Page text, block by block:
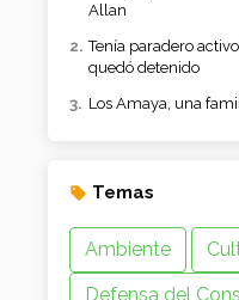
Allan
Tenía paradero
quedó detenido
Los Amaya, una
Temas
Ambiente
Defensa del